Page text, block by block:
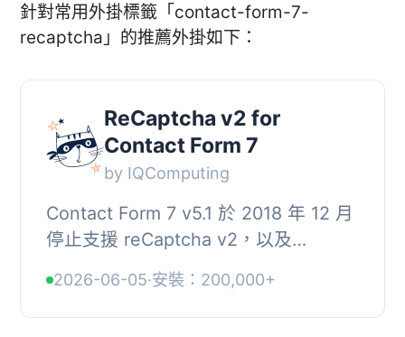
針對常用外掛標籤「contact-form-7-
recaptcha」的推薦外掛如下：
ReCaptcha v2 for
Contact Form 7
by IQComputing
Contact Form 7 v5.1 於 2018 年 12 月
停止支援 reCaptcha v2，以及
Form 7 5.0.5 重新帶回了這項功能，同
時重新加入了 ...
2026-06-05·安裝：200,000+